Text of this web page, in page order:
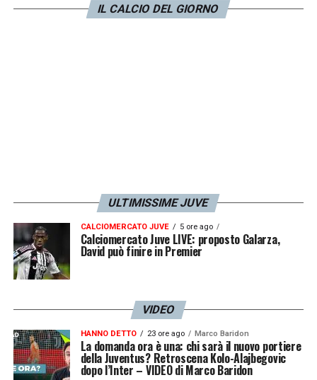
di una squadra come la Juve, che deve
IL CALCIO DEL GIORNO
ULTIMISSIME JUVE
CALCIOMERCATO JUVE 5 ore ago
Calciomercato Juve LIVE: proposto Galarza,
David può finire in Premier
VIDEO
HANNO DETTO 23 ore ago Marco Baridon
La domanda ora è una: chi sarà il nuovo portiere
della Juventus? Retroscena Kolo-Alajbegovic
dopo l’Inter – VIDEO di Marco Baridon